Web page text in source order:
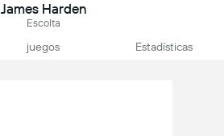
James Harden
Escolta
juegos Estadísticas